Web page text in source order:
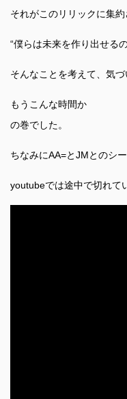
それがこのリリックに集約
“僕らは未来を作り出せる
そんなことを考えて、気づ
もうこんな時間か
の巻でした。
ちなみにAA=とJMとのシ
youtubeでは途中で切れて